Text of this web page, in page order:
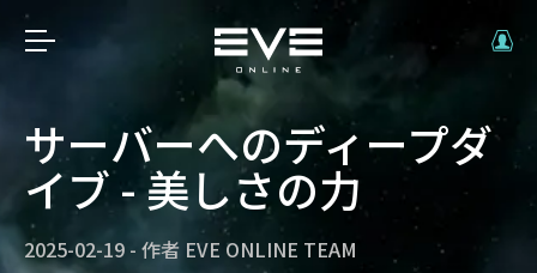
サーバーへのディープダ
イブ - 美しさの力
2025-02-19 - 作者 EVE ONLINE TEAM